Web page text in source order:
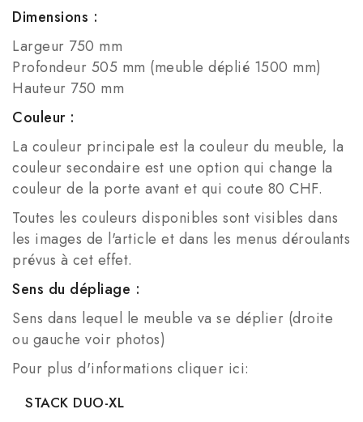
Dimensions :
Largeur 750 mm
Profondeur 505 mm (meuble déplié 1500 mm)
Hauteur 750 mm
Couleur :
La couleur principale est la couleur du meuble, la
couleur secondaire est une option qui change la
couleur de la porte avant et qui coute 80 CHF.
Toutes les couleurs disponibles sont visibles dans
les images de l'article et dans les menus déroulants
prévus à cet effet.
Sens du dépliage :
Sens dans lequel le meuble va se déplier (droite
ou gauche voir photos)
Pour plus d'informations cliquer ici:
STACK DUO-XL